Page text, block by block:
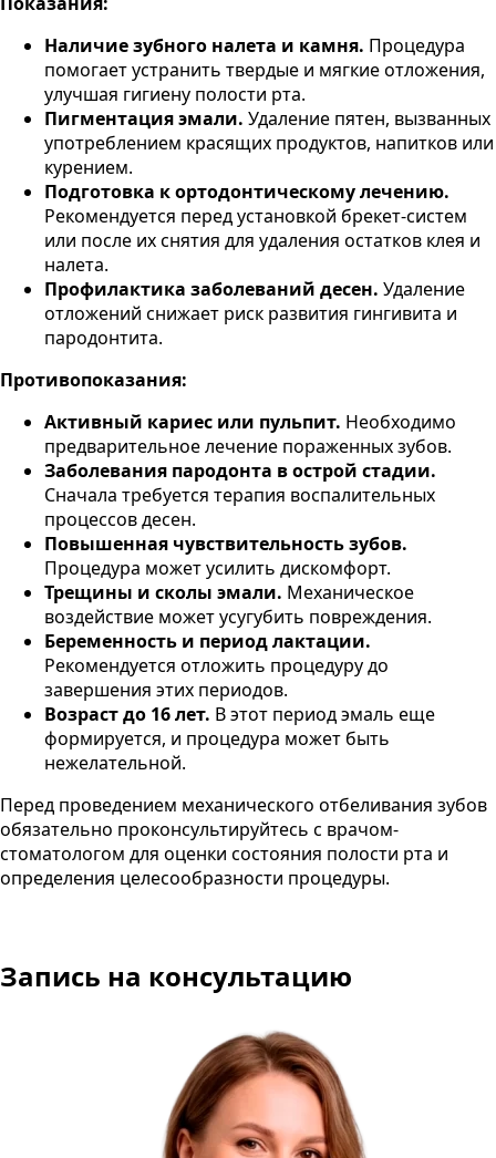
Наличие зубного налета и камня. Процедура
помогает устранить твердые и мягкие отложения,
улучшая гигиену полости рта.
Пигментация эмали. Удаление пятен, вызванных
употреблением красящих продуктов, напитков или
курением.
Подготовка к ортодонтическому лечению.
Рекомендуется перед установкой брекет-систем
или после их снятия для удаления остатков клея и
налета.
Профилактика заболеваний десен. Удаление
отложений снижает риск развития гингивита и
пародонтита.
Противопоказания:
Активный кариес или пульпит. Необходимо
предварительное лечение пораженных зубов.
Заболевания пародонта в острой стадии.
Сначала требуется терапия воспалительных
процессов десен.
Повышенная чувствительность зубов.
Процедура может усилить дискомфорт.
Трещины и сколы эмали. Механическое
воздействие может усугубить повреждения.
Беременность и период лактации.
Рекомендуется отложить процедуру до
завершения этих периодов.
Возраст до 16 лет. В этот период эмаль еще
формируется, и процедура может быть
нежелательной.
Перед проведением механического отбеливания зубов
обязательно проконсультируйтесь с врачом-
стоматологом для оценки состояния полости рта и
определения целесообразности процедуры.
Запись на консультацию